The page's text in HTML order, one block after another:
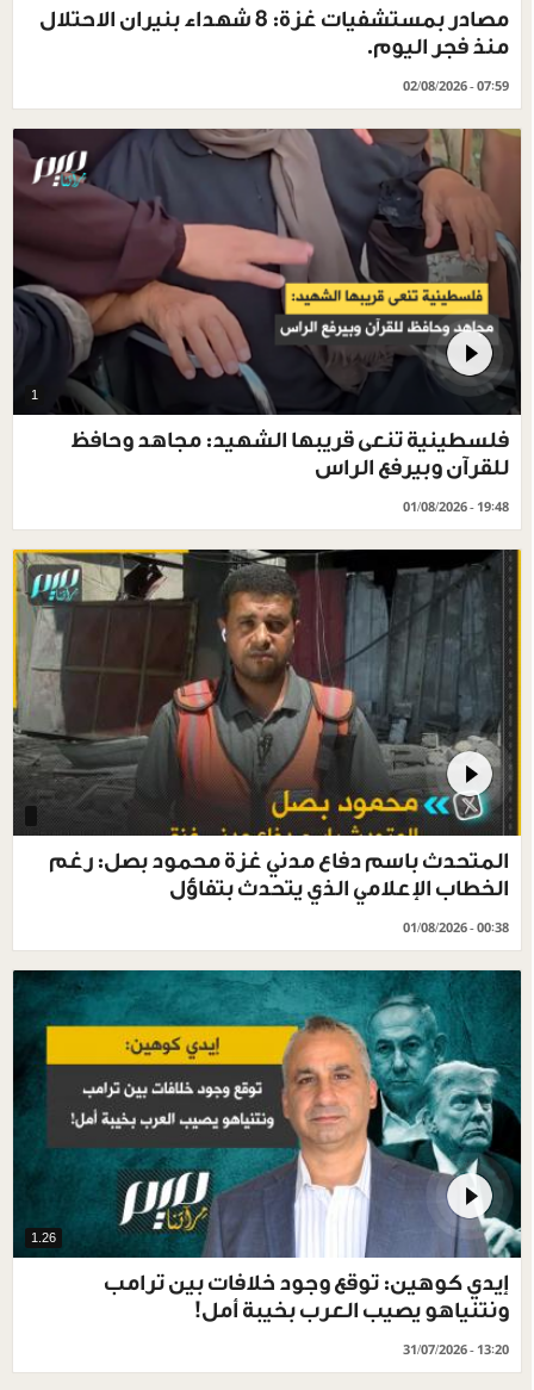
مصادر بمستشفيات غزة: 8 شهداء بنيران الاحتلال
منذ فجر اليوم.
02/08/2026 - 07:59
1
فلسطينية تنعى قريبها الشهيد: مجاهد وحافظ
للقرآن وبيرفع الراس
01/08/2026 - 19:48
المتحدث باسم دفاع مدني غزة محمود بصل: رغم
الخطاب الإعلامي الذي يتحدث بتفاؤل
01/08/2026 - 00:38
1.26
إيدي كوهين: توقع وجود خلافات بين ترامب
ونتنياهو يصيب العرب بخيبة أمل!
31/07/2026 - 13:20